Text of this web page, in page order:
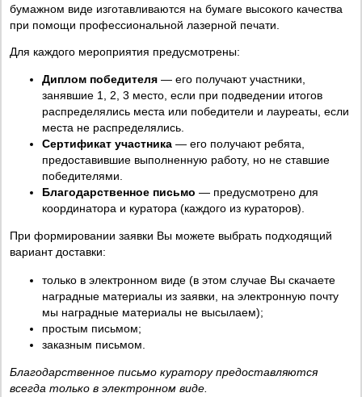
бумажном виде изготавливаются на бумаге высокого качества
при помощи профессиональной лазерной печати.
Для каждого мероприятия предусмотрены:
Диплом победителя — его получают участники,
занявшие 1, 2, 3 место, если при подведении итогов
распределялись места или победители и лауреаты, если
места не распределялись.
Сертификат участника — его получают ребята,
предоставившие выполненную работу, но не ставшие
победителями.
Благодарственное письмо — предусмотрено для
координатора и куратора (каждого из кураторов).
При формировании заявки Вы можете выбрать подходящий
вариант доставки:
только в электронном виде (в этом случае Вы скачаете
наградные материалы из заявки, на электронную почту
мы наградные материалы не высылаем);
простым письмом;
заказным письмом.
Благодарственное письмо куратору предоставляются
всегда только в электронном виде.